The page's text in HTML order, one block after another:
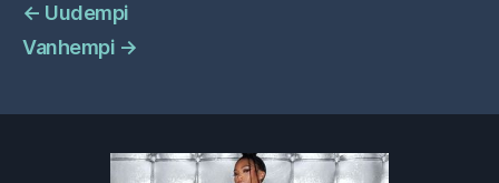
← Uudempi
Vanhempi →